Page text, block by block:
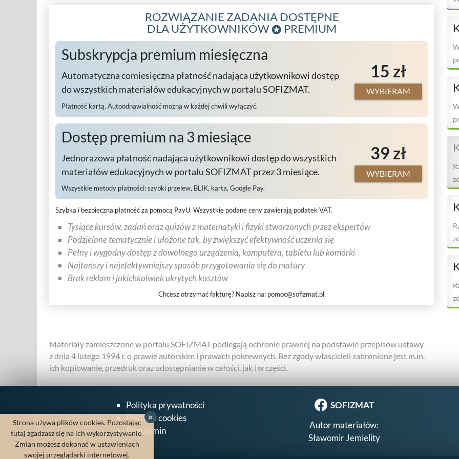
ROZWIĄZANIE ZADANIA DOSTĘPNE
DLA UŻYTKOWNIKÓW
PREMIUM
Subskrypcja premium miesięczna
Automatyczna comiesięczna płatność nadająca użytkownikowi dostęp
do wszystkich materiałów edukacyjnych w portalu SOFIZMAT.
Płatność kartą. Autoodnawialność można w każdej chwili wyłączyć.
15 zł
WYBIERAM
Dostęp premium na 3 miesiące
Jednorazowa płatność nadająca użytkownikowi dostęp do wszystkich
materiałów edukacyjnych w portalu SOFIZMAT przez 3 miesiące.
Wszystkie metody płatności:szybki przelew, BLIK, karta, Google Pay.
39 zł
WYBIERAM
Szybka i bezpieczna płatność za pomocą PayU. Wszystkie podane ceny zawierają podatek VAT.
Tysiące kursów, zadań oraz quizów z matematyki i fizyki stworzonych przez ekspertów
Podzielone tematycznie i ułożone tak, by zwiększyć efektywność uczenia się
Pełny i wygodny dostęp z dowolnego urządzenia, komputera, tabletu lub komórki
Najtańszy i najefektywniejszy sposób przygotowania się do matury
Brak reklam i jakichkolwiek ukrytych kosztów
Chcesz otrzymać fakturę? Napisz na: pomoc@sofizmat.pl.
Materiały zamieszczone w portalu SOFIZMAT podlegają ochronie prawnej na podstawie przepisów ustawy
z dnia 4 lutego 1994 r. o prawie autorskim i prawach pokrewnych. Bez zgody właścicieli zabronione jest m.in.
ich kopiowanie, przedruk oraz udostępnianie w całości, jak i w części.
Polityka prywatności
Polityka cookies
Regulamin
SOFIZMAT
Autor materiałów:
Sławomir Jemielity
Strona używa plików cookies. Pozostając
tutaj zgadzasz się na ich wykorzystywanie.
Zmian możesz dokonać w ustawieniach
swojej przeglądarki internetowej.
×